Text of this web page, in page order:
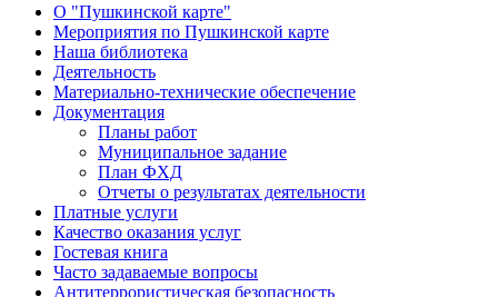
О "Пушкинской карте"
Мероприятия по Пушкинской карте
Наша библиотека
Деятельность
Материально-технические обеспечение
Документация
Планы работ
Муниципальное задание
План ФХД
Отчеты о результатах деятельности
Платные услуги
Качество оказания услуг
Гостевая книга
Часто задаваемые вопросы
Антитеррористическая безопасность